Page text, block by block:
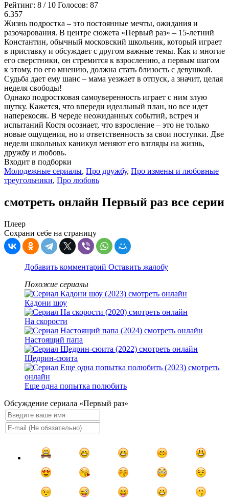
Рейтинг: 8 / 10 Голосов: 87
6.357
Жизнь подростка – это постоянные мечты, ожидания и
разочарования. В центре сюжета «Первый раз» – 15-летний
Константин, обычный московский школьник, который играет
в приставку и обсуждает с другом важные темы. Как и многие
его сверстники, он стремится к взрослению, а первым шагом
к этому, по его мнению, должна стать близость с девушкой.
Судьба дает ему шанс – мама уезжает в отпуск, а значит, целая
неделя свободы!
Однако подростковая самоуверенность играет с ним злую
шутку. Кажется, что впереди идеальный план, но все идет
наперекосяк. В череде неожиданных событий, встреч и
испытаний Костя осознает, что взросление – это не только
новые ощущения, но и ответственность за свои поступки. Две
недели школьных каникул меняют его взгляды на жизнь,
дружбу и любовь.
Входит в подборки
Молодежные сериалы, Про дружбу, Про измены и любовные
треугольники, Про любовь
смотреть онлайн Первый раз все серии
Плеер
Сохрани себе на страницу
Добавить комментарий Оставить жалобу
Похожие сериалы
Кадони шоу
На скорости
Настоящий папа
Щедрин-сюита
Еще одна попытка полюбить
Обсуждение сериала «Первый раз»